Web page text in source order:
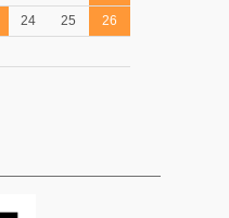
24 25
26